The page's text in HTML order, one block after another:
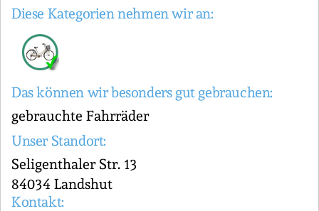
Diese Kategorien nehmen wir an:
Das können wir besonders gut gebrauchen:
gebrauchte Fahrräder
Unser Standort:
Seligenthaler Str. 13
84034 Landshut
Kontakt: